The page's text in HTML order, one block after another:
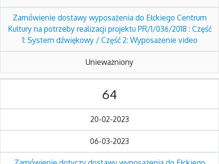
Zamówienie dostawy wyposażenia do Ełckiego Centrum
Kultury na potrzeby realizacji projektu PR/1/036/2018 : Część
1: System dźwiękowy / Część 2: Wyposażenie video
Unieważniony
64
20-02-2023
06-03-2023